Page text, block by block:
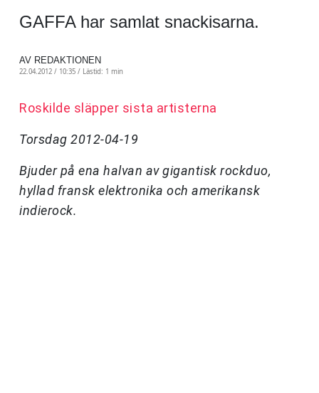
GAFFA har samlat snackisarna.
AV REDAKTIONEN
22.04.2012 / 10:35 / Lästid: 1 min
Roskilde släpper sista artisterna
Torsdag 2012-04-19
Bjuder på ena halvan av gigantisk rockduo,
hyllad fransk elektronika och amerikansk
indierock.